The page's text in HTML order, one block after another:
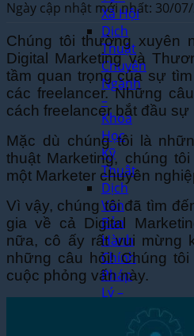
Xã Hội
Dịch
Thuật
Chuyên
Ngành
–
Khoa
Học
Kỹ
Thuật
Dịch
Văn
Bản
Hành
Chính
Pháp
Lý –
Ngày cập nhật mới nhất: 30/
Chúng tôi thường xuyên
Digital Marketing và
tầm quan trọng của sự
các freelancer. Những
cách freelancer bắt đầu
Mặc dù chúng tôi là
thuật Marketing, chúng
một Marketer chuyên
Vì vậy, chúng tôi đã tìm
gia về cả Digital
nữa, cô ấy rất vui mừng
những câu hỏi! Chúng
cuộc phỏng vấn này.